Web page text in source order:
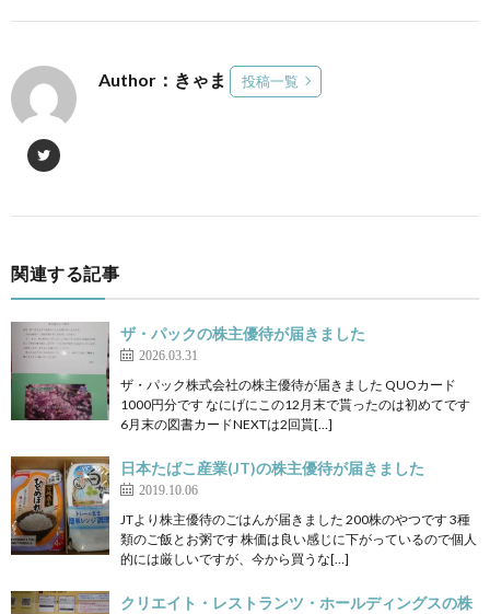
Author：きゃま 投稿一覧
関連する記事
ザ・パックの株主優待が届きました
2026.03.31
ザ・パック株式会社の株主優待が届きました QUOカード
1000円分です なにげにこの12月末で貰ったのは初めてです
6月末の図書カードNEXTは2回貰[…]
日本たばこ産業(JT)の株主優待が届きました
2019.10.06
JTより株主優待のごはんが届きました 200株のやつです 3種
類のご飯とお粥です 株価は良い感じに下がっているので個人
的には厳しいですが、今から買うな[…]
クリエイト・レストランツ・ホールディングスの株